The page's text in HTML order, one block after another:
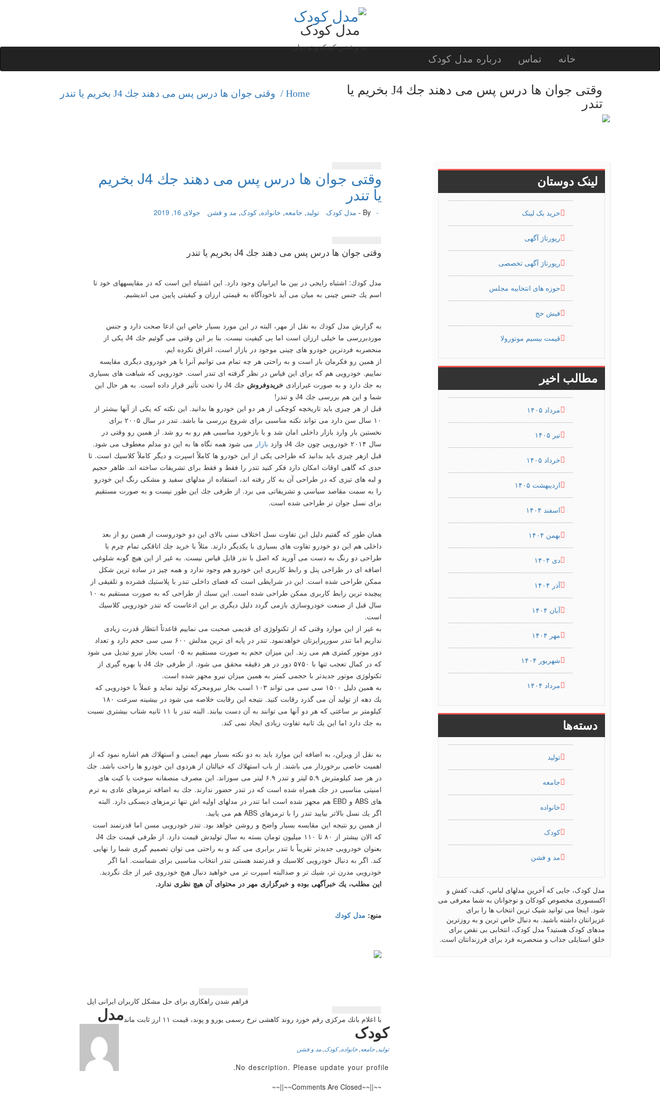
مدل کودک
مد و فشن کودک و نوجوان
خانه تماس درباره مدل کودک
Home / وقتی جوان ها درس پس می دهند جك J4 بخریم یا تندر
وقتی جوان ها درس پس می دهند جك J4 بخریم یا
تندر
وقتی جوان ها درس پس می دهند جك J4 بخریم
یا تندر
By - مدل کودک تولید, جامعه, خانواده, کودک, مد و فشن جولای 16, 2019 -
وقتی جوان ها درس پس می دهند جك J4 بخریم یا تندر
مدل كودك: اشتباه رایجی در بین ما ایرانیان وجود دارد. این اشتباه این است كه در مقایسه‎های خود تا
اسم یك جنس چینی به میان می آید ناخودآگاه به قیمتی ارزان و كیفیتی پایین می اندیشیم.
به گزارش مدل كودك به نقل از مهر، البته در این مورد بسیار خاص این ادعا صحت دارد و جنس
موردبررسی ما خیلی ارزان است اما بی كیفیت نیست. بنا بر این وقتی می گوئیم جك J4 یكی از
منحصربه فردترین خودرو های چینی موجود در بازار است، اغراق نكرده ایم.
از همین رو فكرمان باز است و به راحتی هر چه تمام می توانیم آنرا با هر خودروی دیگری مقایسه
نماییم. خودرویی هم كه برای این قیاس در نظر گرفته ای تندر است. خودرویی كه شباهت های بسیاری
به جك دارد و به صورت غیرارادی خریدوفروش
جك J4 را تحت تأثیر قرار داده است. به هر حال این
شما و این هم بررسی جك J4 و تندر!
قبل از هر چیزی باید تاریخچه كوچكی از هر دو این خودرو ها بدانید. این نكته كه یكی از آنها بیشتر از
۱۰ سال سن دارد می تواند نكته مناسبی برای شروع بررسی ما باشد. تندر در سال ۲۰۰۵ برای
نخستین بار وارد بازار داخلی امان شد و با بازخورد مناسبی هم رو به رو شد. از همین رو وقتی در
سال ۲۰۱۴ خودرویی چون جك J4 وارد
بازار می شود همه نگاه ها به این دو مدلم معطوف می شود.
قبل ازهر چیزی باید بدانید كه طراحی یكی از این خودرو ها كاملاً اسپرت و دیگر كاملاً كلاسیك است. تا
حدی كه گاهی اوقات امكان دارد فكر كنید تندر را فقط و فقط برای تشریفات ساخته اند. ظاهر حجیم
و لبه های تیزی كه در طراحی آن به كار رفته اند، استفاده از مدلهای سفید و مشكی رنگ این خودرو
را به سمت مقاصد سیاسی و تشریفاتی می برد. از طرفی جك این طور نیست و به صورت مستقیم
برای نسل جوان تر طراحی شده است.
همان طور كه گفتیم دلیل این تفاوت نسل اختلاف سنی بالای این دو خودروست از همین رو از بعد
داخلی هم این دو خودرو تفاوت های بسیاری با یكدیگر دارند. مثلاً با خرید جك اتاقكی تمام چرم با
طراحی دو رنگ به دست می آورید كه اصل با ندر قابل قیاس نیست. به غیر از این هیچ گونه شلوغی
اضافه ای در طراحی پنل و رابط كاربری این خودرو هم وجود ندارد و همه چیز در ساده ترین شكل
ممكن طراحی شده است. این در شرایطی است كه فضای داخلی تندر با پلاستیك فشرده و تلفیقی از
پیچیده ترین رابط كاربری ممكن طراحی شده است. این سبك از طراحی كه به صورت مستقیم به ۱۰
سال قبل از صنعت خودروسازی بازمی گردد دلیل دیگری بر این ادعاست كه تندر خودرویی كلاسیك
است.
به غیر از این موارد وقتی كه از تكنولوژی ای قدیمی صحبت می نماییم قاعدتاً انتظار قدرت زیادی
نداریم اما تندر سورپرایزتان خواهدنمود. تندر در پایه ای ترین مدلش ۶۰۰ سی سی حجم دارد و تعداد
دور موتور كمتری هم می زند. این میزان حجم به صورت مستقیم به ۰۵ اسب بخار نیرو تبدیل می شود
كه در كمال تعجب تنها با ۵۷۵۰ دور در هر دقیقه محقق می شود. از طرفی جك J4 با بهره گیری از
تكنولوژی موتور جدیدتر با حجمی كمتر به همین میزان نیرو مجهز شده است.
به همین دلیل ۱۵۰۰ سی سی می تواند ۱۰۳ اسب بخار نیرومحركه تولید نماید و عملاً با خودرویی كه
یك دهه از تولید آن می گذرد رقابت كنید. نتیجه این رقابت خلاصه می شود در بیشینه سرعت ۱۸۰
كیلومتر بر ساعتی كه هر دو آنها می توانند به آن دست بیابند. البته تندر با ۱۱ ثانیه شتاب بیشتری نسبت
به جك دارد اما این یك ثانیه تفاوت زیادی ایجاد نمی كند.
به نقل از ویرلن، به اضافه این موارد باید به دو نكته بسیار مهم ایمنی و استهلاك هم اشاره نمود كه از
اهمیت خاصی برخوردار می باشند. از باب استهلاك كه خیالتان از هردوی این خودرو ها راحت باشد. جك
در هر صد كیلومترش ۵.۹ لیتر و تندر ۶.۹ لیتر می سوزاند. این مصرف منصفانه سوخت با كیت های
امنیتی مناسبی در جك همراه شده است كه در تندر حضور ندارند. جك به اضافه ترمزهای عادی به ترم
های ABS و EBD هم مجهز شده است اما تندر در مدلهای اولیه اش تنها ترمزهای دیسكی دارد. البته
اگر یك نسل بالاتر بیایید تندر را با ترمزهای ABS هم می یابید.
از همین رو نتیجه این مقایسه بسیار واضح و روشن خواهد بود. تندر خودرویی مسن اما قدرتمند است
كه الان بیشتر از ۸۰ تا ۱۱۰ میلیون تومان بسته به سال تولیدش قیمت دارد. از طرفی قیمت جك J4
بعنوان خودرویی جدیدتر تقریباً با تندر برابری می كند و به راحتی می توان تصمیم گیری شما را نهایی
كند. اگر به دنبال خودرویی كلاسیك و قدرتمند هستی تندر انتخاب مناسبی برای شماست. اما اگر
خودرویی مدرن تر، شیك تر و صدالبته اسپرت تر می خواهید دنبال هیچ خودروی غیر از جك نگردید.
این مطلب، یك خبرآگهی بوده و خبرگزاری مهر در محتوای آن هیچ نظری ندارد.
منبع: مدل كودك
نوشته
فراهم شدن راهكاری برای حل مشكل كاربران ایرانی اپل
با اعلام بانك مركزی رقم خورد روند كاهشی نرخ رسمی یورو و پوند، قیمت ۱۱ ارز ثابت ماند
مدل
کودک
تولید ,جامعه,خانواده,کودک, مد و فشن
No description. Please update your profile.
~~||~~Comments Are Closed~~||~~
لینک دوستان
خرید بک لینک
رپورتاژ آگهی
رپورتاژ آگهی تخصصی
حوزه های انتخابیه مجلس
فیش حج
قیمت بیسیم موتورولا
مطالب اخیر
مرداد ۱۴۰۵
تیر ۱۴۰۵
خرداد ۱۴۰۵
اردیبهشت ۱۴۰۵
اسفند ۱۴۰۴
بهمن ۱۴۰۴
دی ۱۴۰۴
آذر ۱۴۰۴
آبان ۱۴۰۴
مهر ۱۴۰۴
شهریور ۱۴۰۴
مرداد ۱۴۰۴
دسته‌ها
تولید
جامعه
خانواده
کودک
مد و فشن
مدل کودک، جایی که آخرین مدلهای لباس، کیف، کفش و
اکسسوری مخصوص کودکان و نوجوانان به شما معرفی می
شود. اینجا می توانید شیک ترین انتخاب ها را برای
عزیزانتان داشته باشید. به دنبال خاص ترین و به روزترین
مدهای کودک هستید؟ مدل کودک، انتخابی بی نقص برای
خلق استایلی جذاب و منحصربه فرد برای فرزندانتان است.